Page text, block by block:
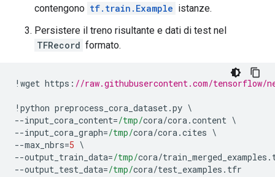
contengono tf.train.Example istanze.
Persistere il treno risultante e dati di test nel
TFRecord formato.
! wget https : //raw.githubusercontent.com/tensorflow/
! python preprocess_cora_dataset.py \
--input_cora_content=/tmp/cora/cora.content \
--input_cora_graph=/tmp/cora/cora.cites \
--max_nbrs=5 \
--output_train_data=/tmp/cora/train_merged_examples .
--output_test_data=/tmp/cora/test_examples . tfr